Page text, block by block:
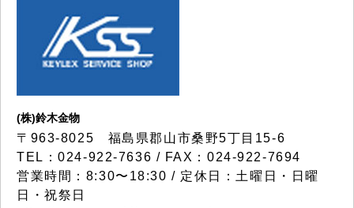
(株)鈴木金物
〒963-8025 福島県郡山市桑野5丁目15-6
TEL：024-922-7636 / FAX：024-922-7694
営業時間：8:30〜18:30 / 定休日：土曜日・日曜
日・祝祭日